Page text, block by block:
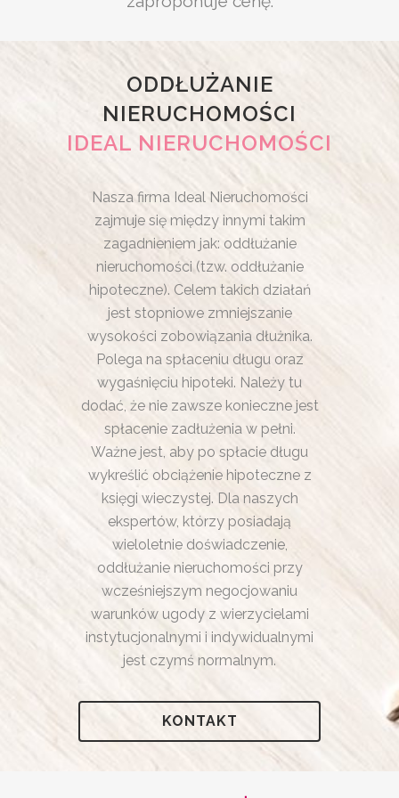
ODDŁUŻANIE
NIERUCHOMOŚCI
IDEAL NIERUCHOMOŚCI
Nasza firma Ideal Nieruchomości
zajmuje się między innymi takim
zagadnieniem jak: oddłużanie
nieruchomości (tzw. oddłużanie
hipoteczne). Celem takich działań
jest stopniowe zmniejszanie
wysokości zobowiązania dłużnika.
Polega na spłaceniu długu oraz
wygaśnięciu hipoteki. Należy tu
dodać, że nie zawsze konieczne jest
spłacenie zadłużenia w pełni.
Ważne jest, aby po spłacie długu
wykreślić obciążenie hipoteczne z
księgi wieczystej. Dla naszych
ekspertów, którzy posiadają
wieloletnie doświadczenie,
oddłużanie nieruchomości przy
wcześniejszym negocjowaniu
warunków ugody z wierzycielami
instytucjonalnymi i indywidualnymi
jest czymś normalnym.
KONTAKT